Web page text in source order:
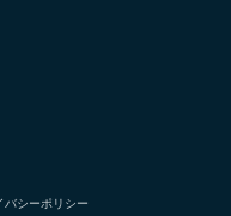
バシーポリシー